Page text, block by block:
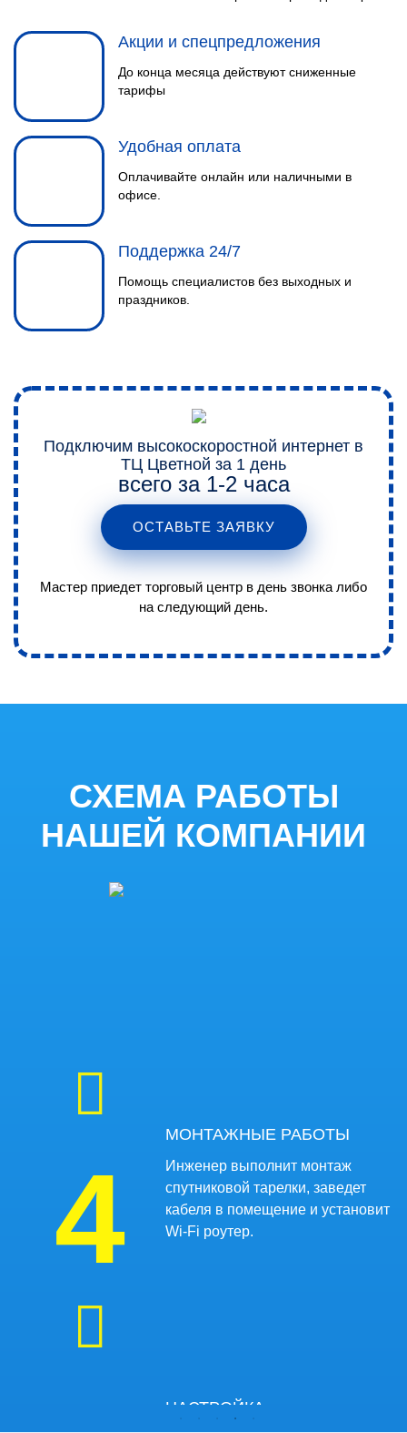
Акции и спецпредложения
До конца месяца действуют сниженные
тарифы
Удобная оплата
Оплачивайте онлайн или наличными в
офисе.
Поддержка 24/7
Помощь специалистов без выходных и
праздников.
Подключим высокоскоростной интернет в
ТЦ Цветной за 1 день
всего за 1-2 часа
ОСТАВЬТЕ ЗАЯВКУ
Мастер приедет торговый центр в день звонка либо
на следующий день.
СХЕМА РАБОТЫ
НАШЕЙ КОМПАНИИ
5
НАСТРОЙКА
ОБОРУДОВАНИЯ
сбоев при его работе.
1
(Вайфай) и результате.
2
ВЫЕЗД И ЗАМЕР
Мы проводим замеры
и подберем оператора с
и скорости.
3
4
МОНТАЖНЫЕ РАБОТЫ
Инженер выполнит монтаж
спутниковой тарелки, заведет
кабеля в помещение и установит
Wi-Fi роутер.
НАСТРОЙКА